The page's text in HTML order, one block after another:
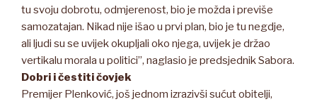
tu svoju dobrotu, odmjerenost, bio je možda i previše
samozatajan. Nikad nije išao u prvi plan, bio je tu negdje,
ali ljudi su se uvijek okupljali oko njega, uvijek je držao
vertikalu morala u politici”, naglasio je predsjednik Sabora.
Dobri i čestiti čovjek
Premijer Plenković, još jednom izrazivši sućut obitelji,